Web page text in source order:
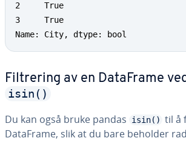
2     True
3     True
Name: City, dtype: bool
Filtrering av en DataFrame
isin()
Du kan også bruke pandas isin() til å
DataFrame, slik at du bare beholder